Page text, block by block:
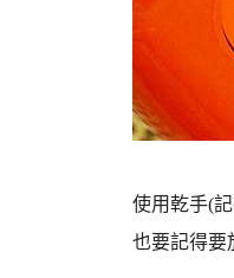
使用乾手(
也要記得要